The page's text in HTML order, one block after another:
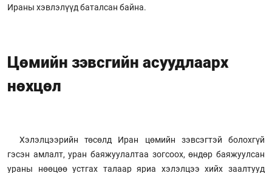
Ираны хэвлэлүүд баталсан байна.
Цөмийн зэвсгийн асуудлаарх
нөхцөл
Хэлэлцээрийн төсөлд Иран цөмийн зэвсэгтэй болохгүй
гэсэн амлалт, уран баяжуулалтаа зогсоох, өндөр баяжуулсан
ураны нөөцөө устгах талаар яриа хэлэлцээ хийх заалтууд